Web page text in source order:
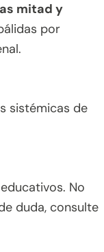
mitad y
por
sistémicas de
No
duda, consulte